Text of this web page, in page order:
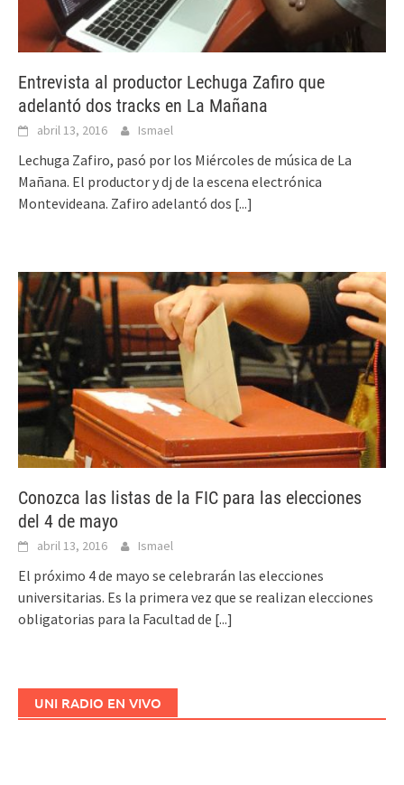
Entrevista al productor Lechuga Zafiro que
adelantó dos tracks en La Mañana
abril 13, 2016 Ismael
Lechuga Zafiro, pasó por los Miércoles de música de La
Mañana. El productor y dj de la escena electrónica
Montevideana. Zafiro adelantó dos [...]
Conozca las listas de la FIC para las elecciones
del 4 de mayo
abril 13, 2016 Ismael
El próximo 4 de mayo se celebrarán las elecciones
universitarias. Es la primera vez que se realizan elecciones
obligatorias para la Facultad de [...]
UNI RADIO EN VIVO